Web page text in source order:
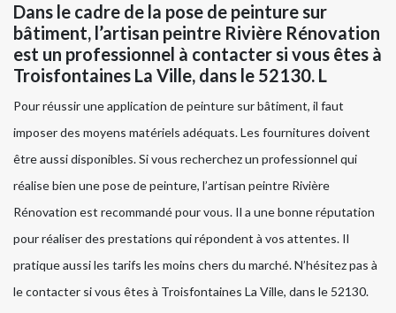
Dans le cadre de la pose de peinture sur
bâtiment, l’artisan peintre Rivière Rénovation
est un professionnel à contacter si vous êtes à
Troisfontaines La Ville, dans le 52130. L
Pour réussir une application de peinture sur bâtiment, il faut
imposer des moyens matériels adéquats. Les fournitures doivent
être aussi disponibles. Si vous recherchez un professionnel qui
réalise bien une pose de peinture, l’artisan peintre Rivière
Rénovation est recommandé pour vous. Il a une bonne réputation
pour réaliser des prestations qui répondent à vos attentes. Il
pratique aussi les tarifs les moins chers du marché. N’hésitez pas à
le contacter si vous êtes à Troisfontaines La Ville, dans le 52130.